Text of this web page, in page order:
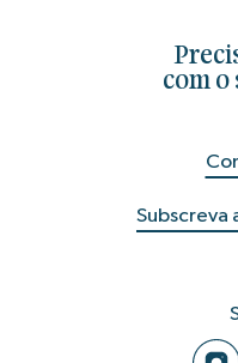
com o
Subscreva